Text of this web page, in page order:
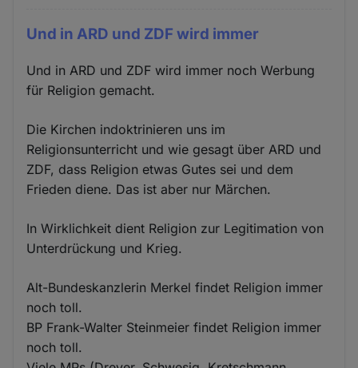
Und in ARD und ZDF wird immer
Und in ARD und ZDF wird immer noch Werbung
für Religion gemacht.
Die Kirchen indoktrinieren uns im
Religionsunterricht und wie gesagt über ARD und
ZDF, dass Religion etwas Gutes sei und dem
Frieden diene. Das ist aber nur Märchen.
In Wirklichkeit dient Religion zur Legitimation von
Unterdrückung und Krieg.
Alt-Bundeskanzlerin Merkel findet Religion immer
noch toll.
BP Frank-Walter Steinmeier findet Religion immer
noch toll.